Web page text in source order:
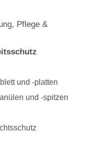
Pflege &
und -platten
und -spitzen